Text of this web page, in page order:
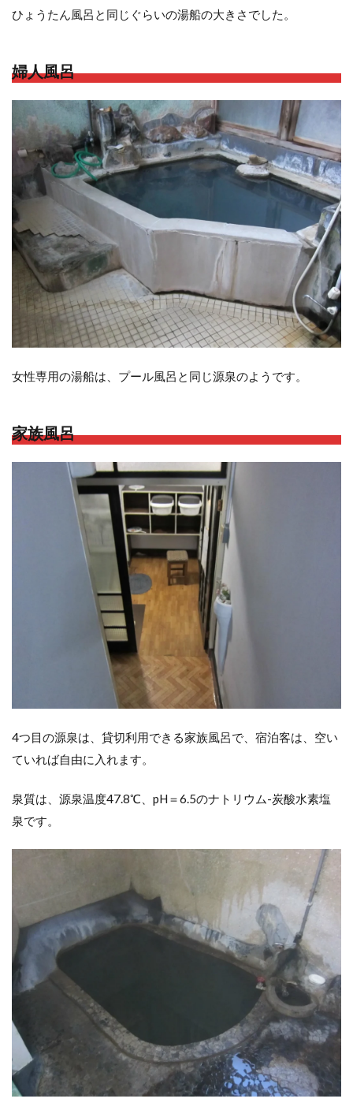
ひょうたん風呂と同じぐらいの湯船の大きさでした。
婦人風呂
女性専用の湯船は、プール風呂と同じ源泉のようです。
家族風呂
4つ目の源泉は、貸切利用できる家族風呂で、宿泊客は、空い
ていれば自由に入れます。
泉質は、源泉温度47.8℃、pH＝6.5のナトリウム-炭酸水素塩
泉です。